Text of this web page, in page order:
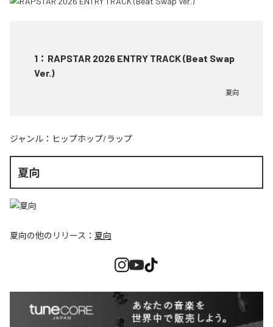
1 ： RAPSTAR 2026 ENTRY TRACK (Beat Swap
Ver.)
夏向
ジャンル： ヒップホップ/ラップ
夏向
夏向の他のリリース： 夏向